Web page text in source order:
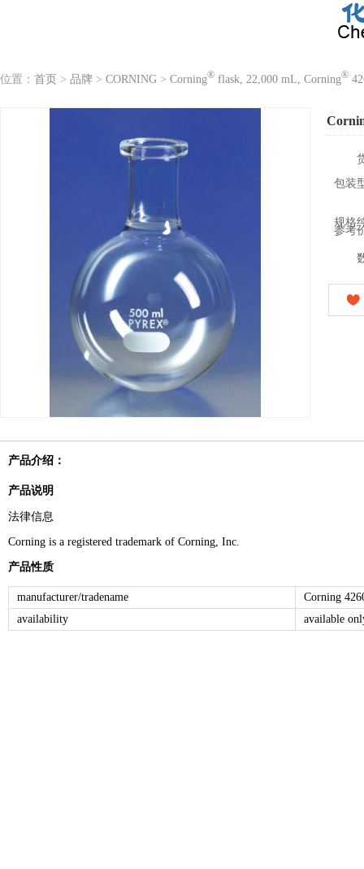
位置： 首页 > 品牌 > CORNING > Corning® flask, 22,000 mL, Corning®
包装
规格
参考
产品介绍：
产品说明
法律信息
Corning is a registered trademark of Corning, Inc.
产品性质
manufacturer/tradename
Corning
availability
available